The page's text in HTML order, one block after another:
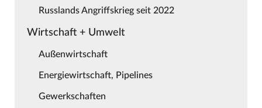
Russlands Angriffskrieg seit 2022
Wirtschaft + Umwelt
Außenwirtschaft
Energiewirtschaft, Pipelines
Gewerkschaften